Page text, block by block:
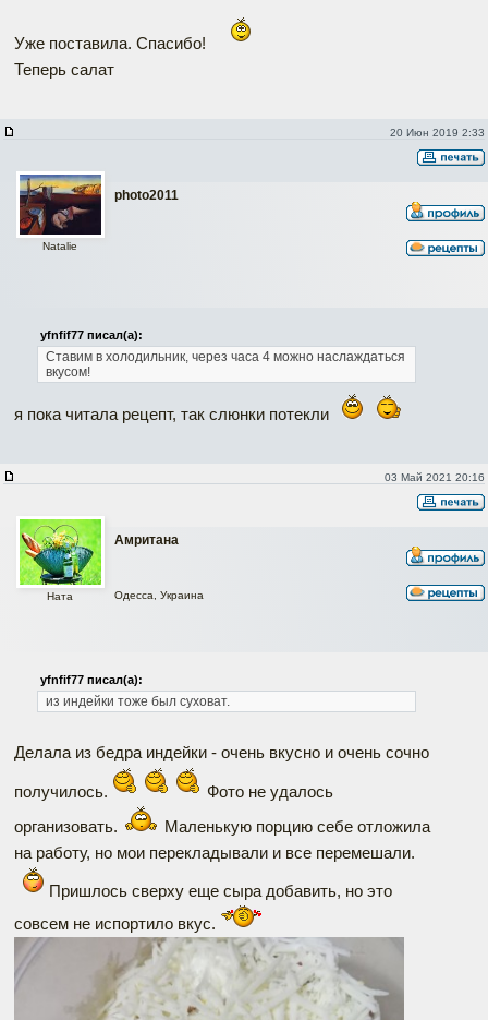
Уже поставила. Спасибо!
Теперь салат
20 Июн 2019 2:33
photo2011
Natalie
yfnfif77 писал(а):
Ставим в холодильник, через часа 4 можно наслаждаться
вкусом!
я пока читала рецепт, так слюнки потекли
03 Май 2021 20:16
Амритана
Ната Одесса, Украина
yfnfif77 писал(а):
из индейки тоже был суховат.
Делала из бедра индейки - очень вкусно и очень сочно
получилось.
Фото не удалось
организовать.
Маленькую порцию себе отложила
на работу, но мои перекладывали и все перемешали.
Пришлось сверху еще сыра добавить, но это
совсем не испортило вкус.